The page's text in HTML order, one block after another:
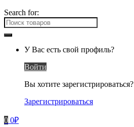
Search for:
У Вас есть свой профиль?
Войти
Вы хотите зарегистрироваться?
Зарегистрироваться
0 0₽